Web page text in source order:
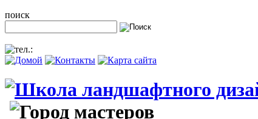
поиск